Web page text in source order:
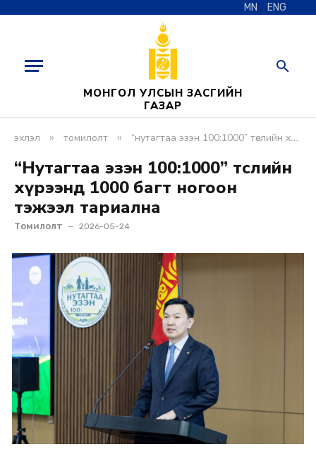
MN ENG
МОНГОЛ УЛСЫН ЗАСГИЙН
ГАЗАР
эхлэл » томилолт » “нутагтаа эзэн 100:1000” төслийн хүрээнд 1000 багт ногоон тэжээл тариална
“Нутагтаа эзэн 100:1000” төслийн
хүрээнд 1000 багт ногоон
тэжээл тариална
Томилолт 2026-05-24